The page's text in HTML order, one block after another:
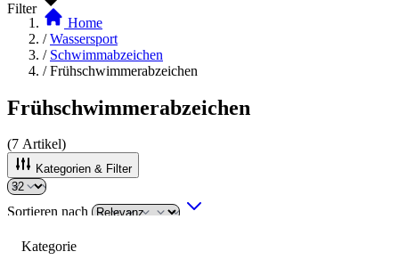
Filter
Kategorie
Home
/ Wassersport
/ Schwimmabzeichen
/ Frühschwimmerabzeichen
Frühschwimmerabzeichen
(7 Artikel)
Kategorien & Filter
Sortieren nach